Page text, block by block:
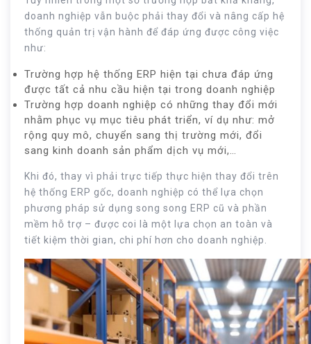
doanh nghiệp vẫn buộc phải thay đổi và nâng cấp hệ
thống quản trị vận hành để đáp ứng được công việc
như:
Trường hợp hệ thống ERP hiện tại chưa đáp ứng
được tất cả nhu cầu hiện tại trong doanh nghiệp
Trường hợp doanh nghiệp có những thay đổi mới
nhằm phục vụ mục tiêu phát triển, ví dụ như: mở
rộng quy mô, chuyển sang thị trường mới, đổi
sang kinh doanh sản phẩm dịch vụ mới,…
Khi đó, thay vì phải trực tiếp thực hiện thay đổi trên
hệ thống ERP gốc, doanh nghiệp có thể lựa chọn
phương pháp sử dụng song song ERP cũ và phần
mềm hỗ trợ – được coi là một lựa chọn an toàn và
tiết kiệm thời gian, chi phí hơn cho doanh nghiệp.